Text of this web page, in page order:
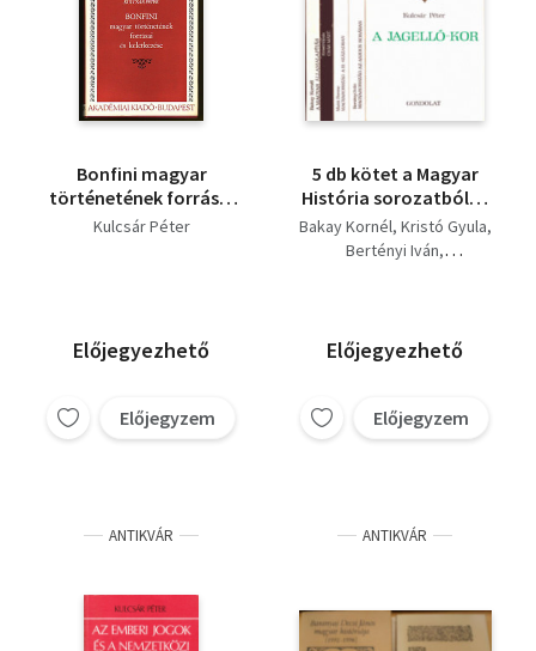
Bonfini magyar
történetének forrásai
és keletkezése
Kulcsár Péter
Előjegyezhető
Előjegyzem
5 db kötet a Magyar
História sorozatból: A
magyar államalapítás
+ Csák Máté +
században + Jagelló-
kor
Bakay Kornél Kristó Gyula
Bertényi Iván
Előjegyezhető
Előjegyzem
ANTIKVÁR ANTIKVÁR